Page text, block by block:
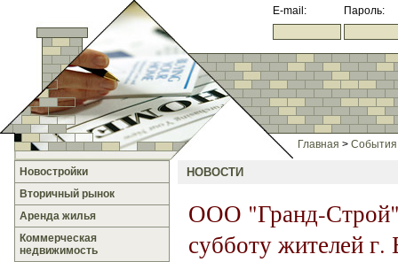
E-mail: Пароль:
Главная > События
Новостройки
Вторичный рынок
Аренда жилья
Коммерческая
недвижимость
НОВОСТИ
ООО "Гранд-Строй"
субботу жителей г.